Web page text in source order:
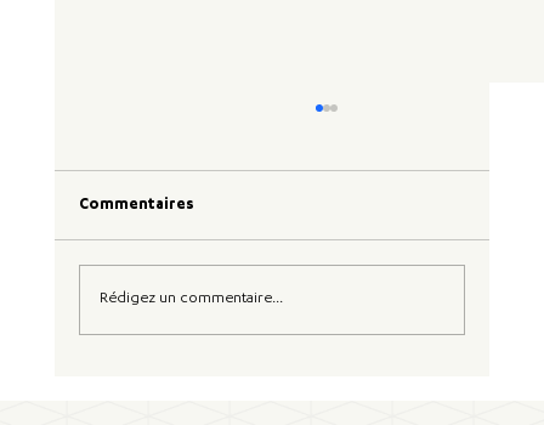
Commentaires
Rédigez un commentaire...